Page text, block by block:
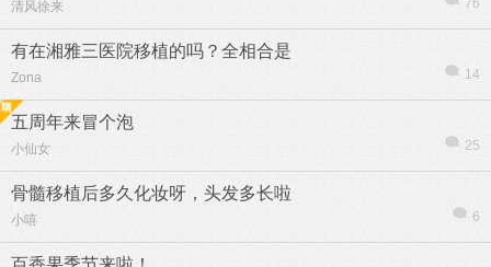
清风徐来 76
有在湘雅三医院移植的吗？全相合是
Zona 14
五周年来冒个泡
小仙女 25
骨髓移植后多久化妆呀，头发多长啦
小嘻 6